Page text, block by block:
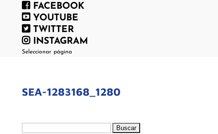
FACEBOOK
YOUTUBE
TWITTER
INSTAGRAM
Seleccionar página
SEA-1283168_1280